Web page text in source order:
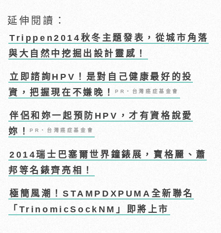
延伸閱讀：
Trippen2014秋冬主題發表，從城市角落
與大自然中挖掘出設計靈感！
立即諮詢HPV！是對自己健康最好的投
資，把握現在不嫌晚！PR・台灣癌症基金會
伴侶和妳一起預防HPV，才有資格說愛
妳！PR・台灣癌症基金會
2014瑞士巴塞爾世界鐘錶展，寶格麗、蕭
邦等名錶齊亮相！
極簡風潮！STAMPDXPUMA全新聯名
「TrinomicSockNM」即將上市